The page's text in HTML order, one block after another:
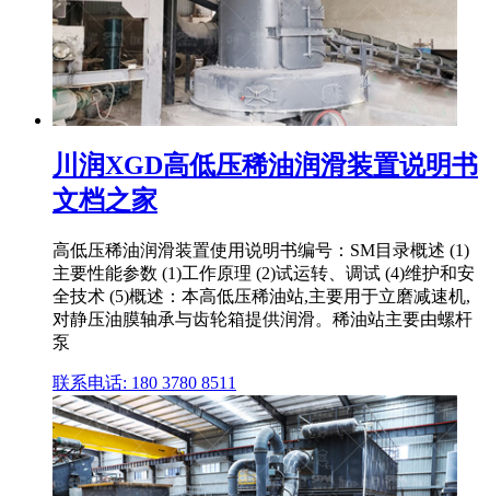
川润XGD高低压稀油润滑装置说明书
文档之家
高低压稀油润滑装置使用说明书编号：SM目录概述 (1)
主要性能参数 (1)工作原理 (2)试运转、调试 (4)维护和安
全技术 (5)概述：本高低压稀油站,主要用于立磨减速机,
对静压油膜轴承与齿轮箱提供润滑。稀油站主要由螺杆
泵
联系电话: 180 3780 8511